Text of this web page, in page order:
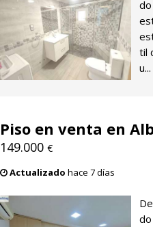
til
u...
Piso en venta en
149.000 €
Actualizado hace 7 días